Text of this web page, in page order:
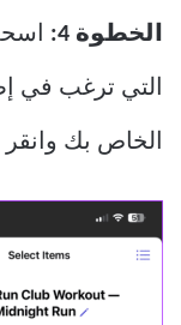
الخطوة 4:
التي ترغب في
الخاص بك وانقر